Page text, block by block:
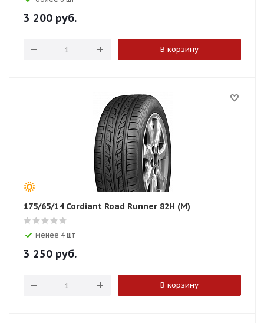
3 200 руб.
В корзину
175/65/14 Cordiant Road Runner 82H (M)
менее 4 шт
3 250 руб.
В корзину